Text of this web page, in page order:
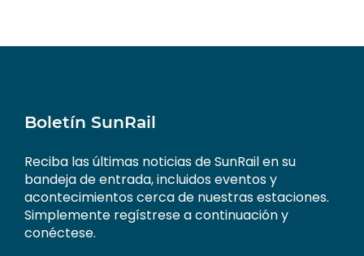
Boletín SunRail
Reciba las últimas noticias de SunRail en su
bandeja de entrada, incluidos eventos y
acontecimientos cerca de nuestras estaciones.
Simplemente regístrese a continuación y
conéctese.